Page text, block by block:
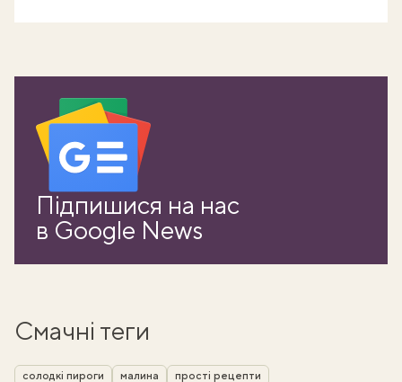
Підпишися на нас
в Google News
Смачні теги
солодкі пироги малина прості рецепти